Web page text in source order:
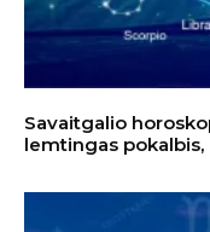
Savaitgalio
lemtingas